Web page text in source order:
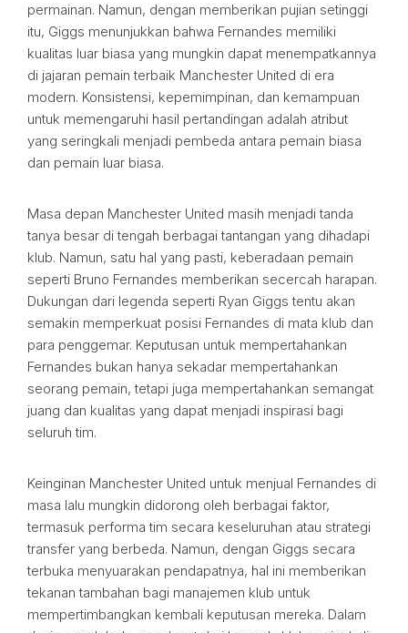
permainan. Namun, dengan memberikan pujian setinggi
itu, Giggs menunjukkan bahwa Fernandes memiliki
kualitas luar biasa yang mungkin dapat menempatkannya
di jajaran pemain terbaik Manchester United di era
modern. Konsistensi, kepemimpinan, dan kemampuan
untuk memengaruhi hasil pertandingan adalah atribut
yang seringkali menjadi pembeda antara pemain biasa
dan pemain luar biasa.
Masa depan Manchester United masih menjadi tanda
tanya besar di tengah berbagai tantangan yang dihadapi
klub. Namun, satu hal yang pasti, keberadaan pemain
seperti Bruno Fernandes memberikan secercah harapan.
Dukungan dari legenda seperti Ryan Giggs tentu akan
semakin memperkuat posisi Fernandes di mata klub dan
para penggemar. Keputusan untuk mempertahankan
Fernandes bukan hanya sekadar mempertahankan
seorang pemain, tetapi juga mempertahankan semangat
juang dan kualitas yang dapat menjadi inspirasi bagi
seluruh tim.
Keinginan Manchester United untuk menjual Fernandes di
masa lalu mungkin didorong oleh berbagai faktor,
termasuk performa tim secara keseluruhan atau strategi
transfer yang berbeda. Namun, dengan Giggs secara
terbuka menyuarakan pendapatnya, hal ini memberikan
tekanan tambahan bagi manajemen klub untuk
mempertimbangkan kembali keputusan mereka. Dalam